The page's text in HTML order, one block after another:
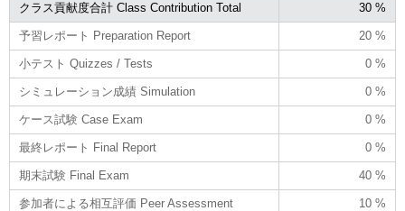
クラス貢献度合計 Class Contribution Total 30 %
予習レポート Preparation Report 20 %
小テスト Quizzes / Tests 0 %
シミュレーション成績 Simulation 0 %
ケース試験 Case Exam 0 %
最終レポート Final Report 0 %
期末試験 Final Exam 40 %
参加者による相互評価 Peer Assessment 10 %